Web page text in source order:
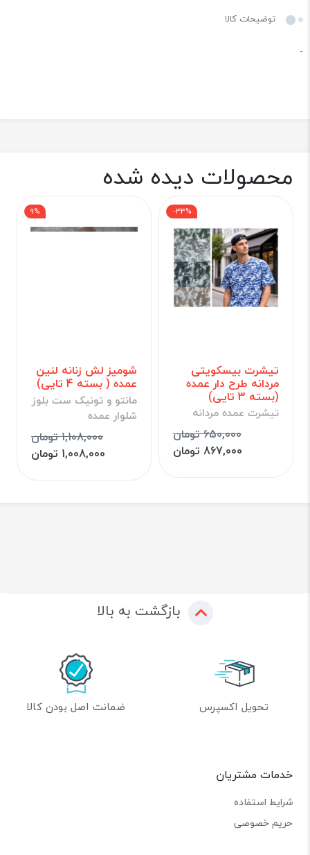
توضیحات کالا
-
محصولات دیده شده
تیشرت بیسکویتی
مردانه طرح دار عمده
(بسته 3 تایی)
تیشرت عمده مردانه
650,000 تومان
‎−33%
867,000 تومان
شومیز لش زنانه لنین
عمده ( بسته 4 تایی)
مانتو و تونیک ست بلوز
شلوار عمده
1,108,000 تومان
9%
1,008,000 تومان
بازگشت به بالا
تحویل اکسپرس ضمانت اصل بودن کالا
خدمات مشتریان
شرایط استفاده
حریم خصوصی